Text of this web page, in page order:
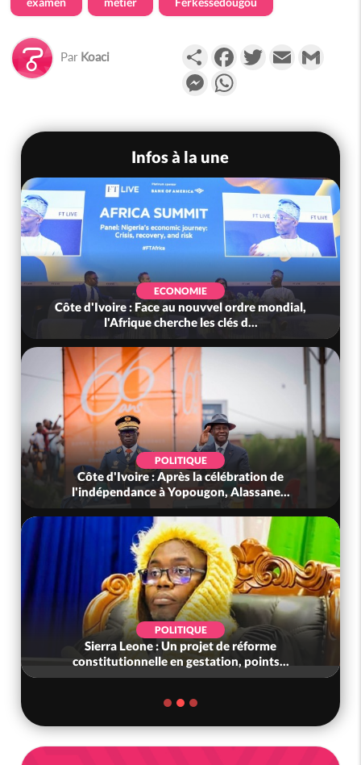
Par Koaci PartagerFacebookTwitterEmail
Messenger
Infos à la une
ECONOMIE
Côte d'Ivoire : Face au nouvvel ordre mondial,
l'Afrique cherche les clés d...
POLITIQUE
Côte d'Ivoire : Après la célébration de
l'indépendance à Yopougon, Alassane...
POLITIQUE
Sierra Leone : Un projet de réforme
constitutionnelle en gestation, points...